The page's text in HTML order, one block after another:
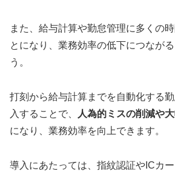
また、給与計算や勤怠管理に多くの
とになり、業務効率の低下につなが
う。
打刻から給与計算までを自動化する
入することで、
人為的ミスの削減や
になり、業務効率を向上できます。
導入にあたっては、指紋認証やICカー